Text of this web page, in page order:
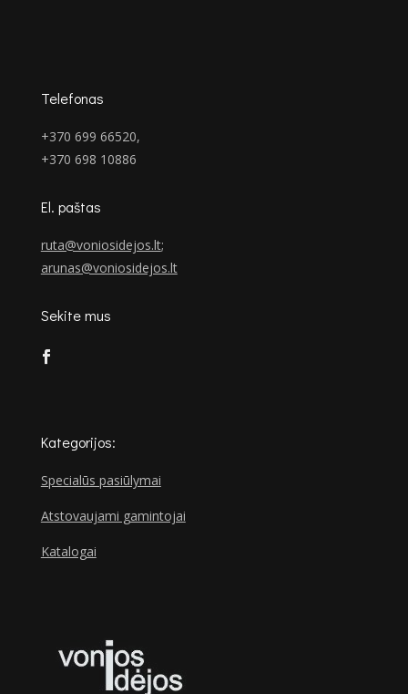
Telefonas
+370 699 66520,
+370 698 10886
El. paštas
ruta@voniosidejos.lt;
arunas@voniosidejos.lt
Sekite mus
Kategorijos:
Specialūs pasiūlymai
Atstovaujami gamintojai
Katalogai